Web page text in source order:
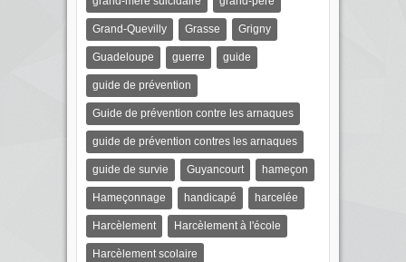
Grand-Quevilly Grasse Grigny
Guadeloupe guerre guide
guide de prévention
Guide de prévention contre les arnaques
guide de prévention contres les arnaques
guide de survie Guyancourt hameçon
Hameçonnage handicapé harcelée
Harcèlement Harcèlement à l'école
Harcèlement scolaire